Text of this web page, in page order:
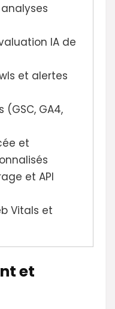
IA de
et alertes
GA4,
et
et API
Vitals et
et